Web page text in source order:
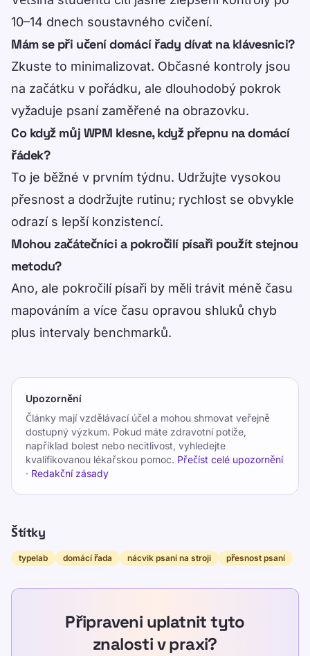
10–14 dnech soustavného cvičení.
Mám se při učení domácí řady dívat na klávesnici?
Zkuste to minimalizovat. Občasné kontroly jsou
na začátku v pořádku, ale dlouhodobý pokrok
vyžaduje psaní zaměřené na obrazovku.
Co když můj WPM klesne, když přepnu na domácí
řádek?
To je běžné v prvním týdnu. Udržujte vysokou
přesnost a dodržujte rutinu; rychlost se obvykle
odrazí s lepší konzistencí.
Mohou začátečníci a pokročilí písaři použít stejnou
metodu?
Ano, ale pokročilí písaři by měli trávit méně času
mapováním a více času opravou shluků chyb
plus intervaly benchmarků.
Upozornění
Články mají vzdělávací účel a mohou shrnovat veřejně
dostupný výzkum. Pokud máte zdravotní potíže,
například bolest nebo necitlivost, vyhledejte
kvalifikovanou lékařskou pomoc. Přečíst celé upozornění
· Redakční zásady
Štítky
typelab domácí řada nácvik psaní na stroji přesnost psaní
Připraveni uplatnit tyto
znalosti v praxi?